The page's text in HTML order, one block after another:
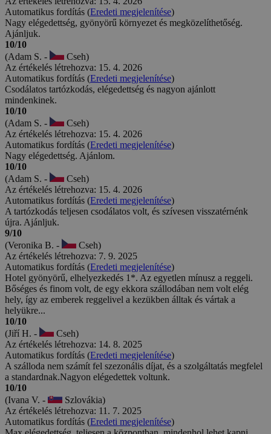
Automatikus fordítás (Eredeti megjelenítése)
Nagy elégedettség, gyönyörű környezet és megközelíthetőség.
Ajánljuk.
10/10
(Adam S. -
Cseh)
Az értékelés létrehozva: 15. 4. 2026
Automatikus fordítás (Eredeti megjelenítése)
Csodálatos tartózkodás, elégedettség és nagyon ajánlott
mindenkinek.
10/10
(Adam S. -
Cseh)
Az értékelés létrehozva: 15. 4. 2026
Automatikus fordítás (Eredeti megjelenítése)
Nagy elégedettség. Ajánlom.
10/10
(Adam S. -
Cseh)
Az értékelés létrehozva: 15. 4. 2026
Automatikus fordítás (Eredeti megjelenítése)
A tartózkodás teljesen csodálatos volt, és szívesen visszatérnénk
újra. Ajánljuk.
9/10
(Veronika B. -
Cseh)
Az értékelés létrehozva: 7. 9. 2025
Automatikus fordítás (Eredeti megjelenítése)
Hotel gyönyörű, elhelyezkedés 1*. Az egyetlen mínusz a reggeli.
Bőséges és finom volt, de egy ekkora szállodában nem volt elég
hely, így az emberek reggelivel a kezükben álltak és vártak a
helyükre...
10/10
(Jiří H. -
Cseh)
Az értékelés létrehozva: 14. 8. 2025
Automatikus fordítás (Eredeti megjelenítése)
A szálloda nem számít fel szezonális díjat, és a szolgáltatás megfelel
a standardnak.Nagyon elégedettek voltunk.
10/10
(Ivana V. -
Szlovákia)
Az értékelés létrehozva: 11. 7. 2025
Automatikus fordítás (Eredeti megjelenítése)